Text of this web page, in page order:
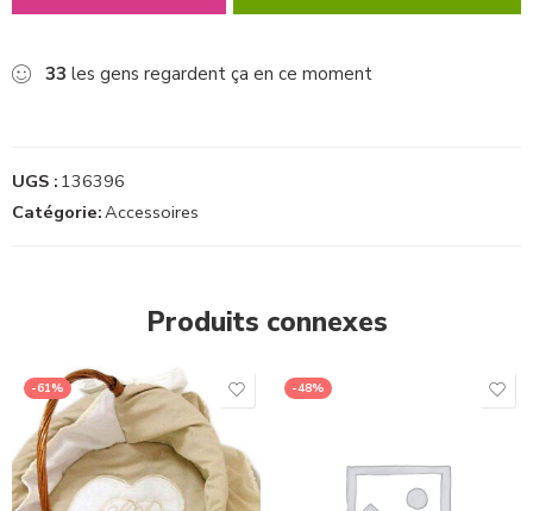
33 les gens regardent ça en ce moment
UGS : 136396
Catégorie:Accessoires
Produits connexes
-61% -48%